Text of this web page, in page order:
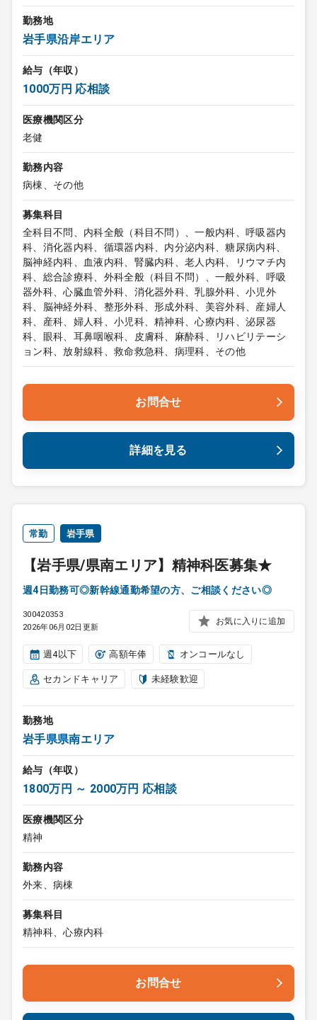
勤務地
岩手県沿岸エリア
給与（年収）
1000万円 応相談
医療機関区分
老健
勤務内容
病棟、その他
募集科目
全科目不問、内科全般（科目不問）、一般内科、呼吸器内
科、消化器内科、循環器内科、内分泌内科、糖尿病内科、
脳神経内科、血液内科、腎臓内科、老人内科、リウマチ内
科、総合診療科、外科全般（科目不問）、一般外科、呼吸
器外科、心臓血管外科、消化器外科、乳腺外科、小児外
科、脳神経外科、整形外科、形成外科、美容外科、産婦人
科、産科、婦人科、小児科、精神科、心療内科、泌尿器
科、眼科、耳鼻咽喉科、皮膚科、麻酔科、リハビリテーシ
ョン科、放射線科、救命救急科、病理科、その他
お問合せ
詳細を見る
常勤 岩手県
【岩手県/県南エリア】精神科医募集★
週4日勤務可◎新幹線通勤希望の方、ご相談ください◎
300420353
2026年06月02日更新
お気に入りに追加
週4以下 高額年俸 オンコールなし
セカンドキャリア 未経験歓迎
勤務地
岩手県県南エリア
給与（年収）
1800万円 ～ 2000万円 応相談
医療機関区分
精神
勤務内容
外来、病棟
募集科目
精神科、心療内科
お問合せ